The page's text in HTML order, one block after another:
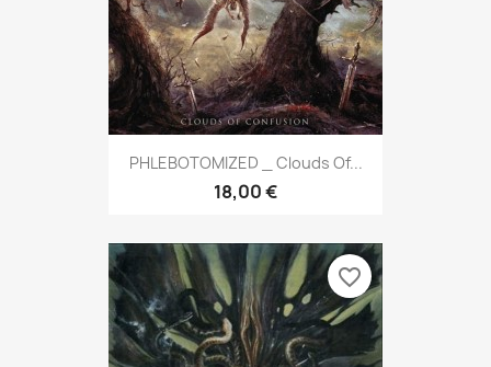
PHLEBOTOMIZED _ Clouds Of...
18,00 €
favorite_border